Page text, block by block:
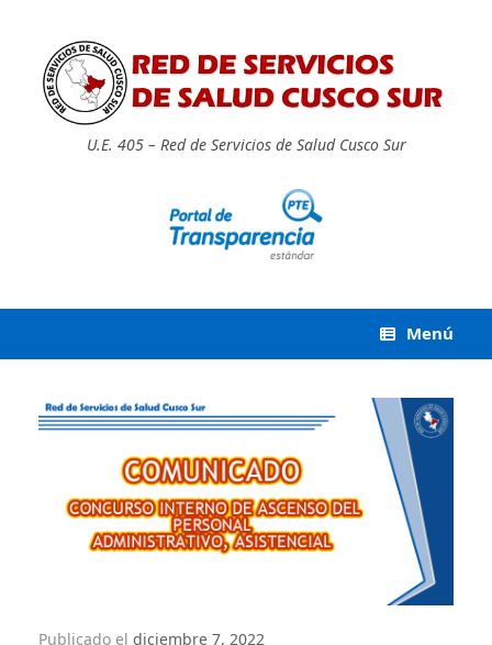
U.E. 405 – Red de Servicios de Salud Cusco Sur
Menú
Publicado el diciembre 7, 2022